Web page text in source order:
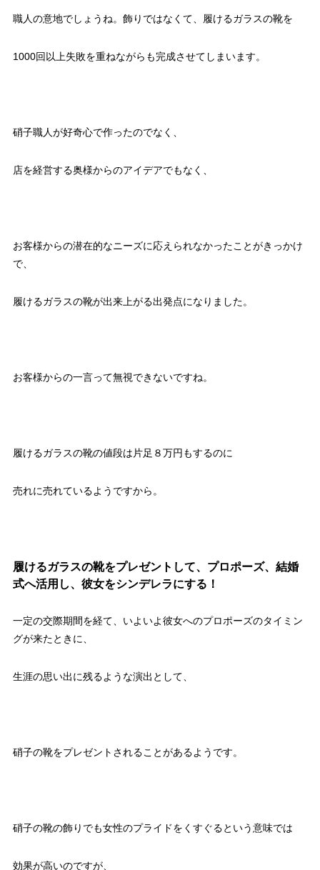
職人の意地でしょうね。飾りではなくて、履けるガラスの靴を
1000回以上失敗を重ねながらも完成させてしまいます。
硝子職人が好奇心で作ったのでなく、
店を経営する奥様からのアイデアでもなく、
お客様からの潜在的なニーズに応えられなかったことがきっかけ
で、
履けるガラスの靴が出来上がる出発点になりました。
お客様からの一言って無視できないですね。
履けるガラスの靴の値段は片足８万円もするのに
売れに売れているようですから。
履けるガラスの靴をプレゼントして、プロポーズ、結婚
式へ活用し、彼女をシンデレラにする！
一定の交際期間を経て、いよいよ彼女へのプロポーズのタイミン
グが来たときに、
生涯の思い出に残るような演出として、
硝子の靴をプレゼントされることがあるようです。
硝子の靴の飾りでも女性のプライドをくすぐるという意味では
効果が高いのですが、